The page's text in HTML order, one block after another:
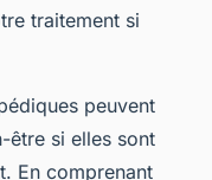
traitement si
peuvent
être si elles sont
En comprenant